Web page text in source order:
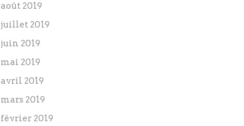
août 2019
juillet 2019
juin 2019
mai 2019
avril 2019
mars 2019
février 2019